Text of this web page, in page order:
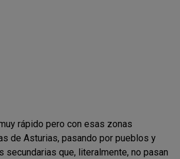
rápido pero con esas zonas
de Asturias, pasando por pueblos y
secundarias que, literalmente, no pasan